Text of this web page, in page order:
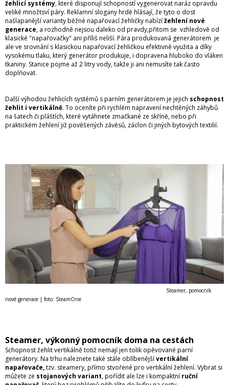
žehlicí systémy, které disponují schopností vygenerovat naráz opravdu
veliké množtsví páry. Reklamní slogany hrdě hlásají, že tyto o dost
našlapanější varianty běžné napařovací žehličky nabízížehlení nové
generace, a rozhodně nejsou daleko od pravdy,přitom se vzhledově od
klasické "napařovačky" ani příliš neliší. Pára produkovaná generátorem je
ale ve srovnání s klasickou napařovací žehličkou efektivně využita a díky
vysokému tlaku, který generátor produkuje, i dopravena hluboko do vláken
tkaniny. Stanice pojme až 2 litry vody, takže ji ani nemusíte tak často
doplňovat.
Další výhodou žehlicích systémů s parním generátorem je jejich schopnost
žehlit i vertikálně. To oceníte při rychlém napravení nechtěných záhybů
na šatech či pláštích, které vytáhnete zmačkané ze skříně, nebo při
praktickém žehlení již pověšených závěsů, záclon či jiných bytových textilií.
Steamer, pomocník
nové generace | foto: SteamOne
Steamer, výkonný pomocník doma na cestách
Schopnost žehlit vertikálně totiž nemají jen tolik opěvované parní
generátory. Na trhu naleznete také stále oblíbenějšívertikální
napařovače,tzv. steamery, přímo stvořené pro vertikální žehlení. Vybrat si
můžete ze stojanových variant, pořídit ale lze i kompaktní ruční